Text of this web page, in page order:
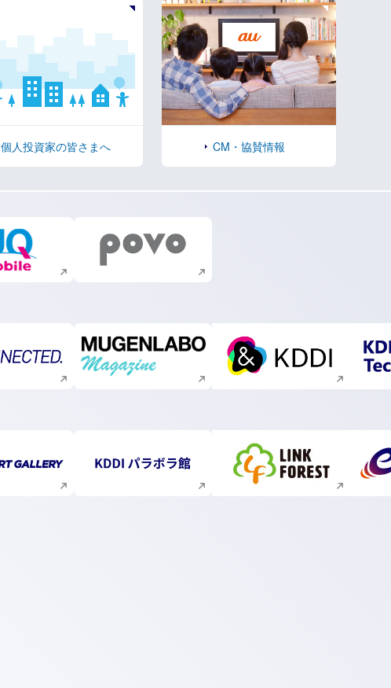
個人投資家の皆さまへ CM・協賛情報
新規ウィンドウで開く 新規ウィンドウで開く
新規ウィンドウで開く 新規ウィンドウで開く 新規ウィンドウで開く
新規ウィンドウで開く 新規ウィンドウで開く 新規ウィンドウで開く